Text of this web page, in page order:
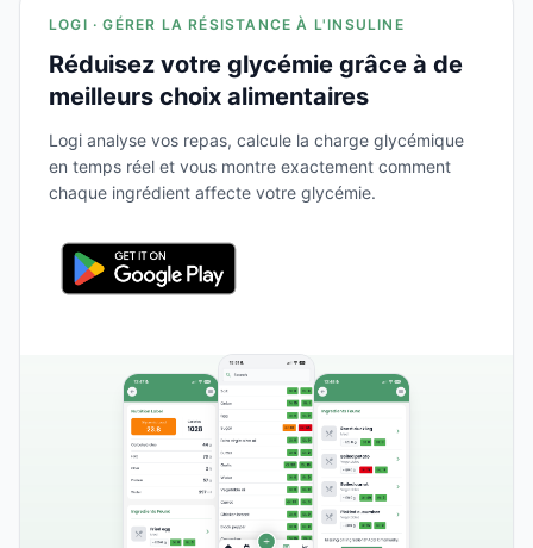
LOGI · GÉRER LA RÉSISTANCE À L'INSULINE
Réduisez votre glycémie grâce à de
meilleurs choix alimentaires
Logi analyse vos repas, calcule la charge glycémique
en temps réel et vous montre exactement comment
chaque ingrédient affecte votre glycémie.